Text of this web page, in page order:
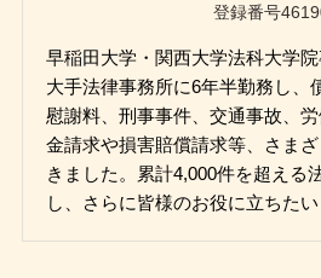
登録番号
早稲田大学・関西大学法科大学
大手法律事務所に6年半勤務し、
慰謝料、刑事事件、交通事故、
金請求や損害賠償請求等、さま
きました。累計4,000件を超える
し、さらに皆様のお役に立ちたい